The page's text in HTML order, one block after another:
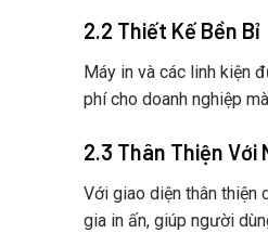
2.2 Thiết Kế Bền Bỉ
Máy in và các linh kiện
phí cho doanh nghiệp
2.3 Thân Thiện Với
Với giao diện thân thiện
gia in ấn, giúp người